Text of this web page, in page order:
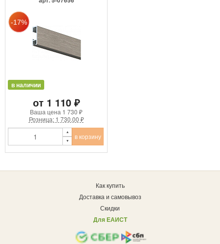
в наличии
от 1 110 ₽
Ваша цена 1 730 ₽
Розница: 1 730.00 ₽
в корзину
Как купить
Доставка и самовывоз
Скидки
Для ЕАИСТ